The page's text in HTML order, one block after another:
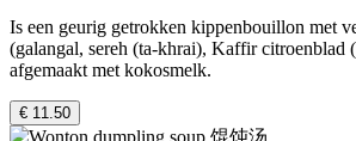
Is een geurig getrokken kippenbouillon met
(galangal, sereh (ta-khrai), Kaffir citroenblad
afgemaakt met kokosmelk.
€ 11.50